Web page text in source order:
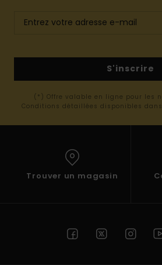
S'inscrire
(*) Offre valable en ligne pour les
Conditions détaillées disponibles
Trouver un magasin